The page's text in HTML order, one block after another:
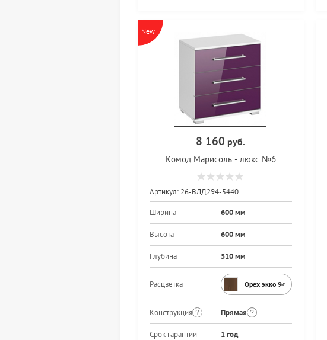
New
8 160 руб.
Комод Марисоль - люкс №6
Артикул: 26-ВЛД294-5440
Ширина 600 мм
Высота 600 мм
Глубина 510 мм
Расцветка Орех экко 9459PR
Конструкция Прямая
Срок гарантии
1 год